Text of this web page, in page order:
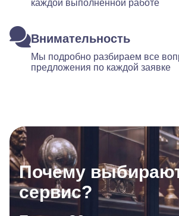
каждой выполненной работе
Внимательность
Мы подробно разбираем все
предложения по каждой заявке
Почему
сервис?